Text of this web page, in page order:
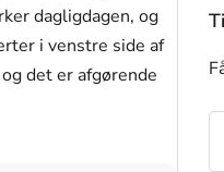
dagligdagen, og
i venstre side af
det er afgørende